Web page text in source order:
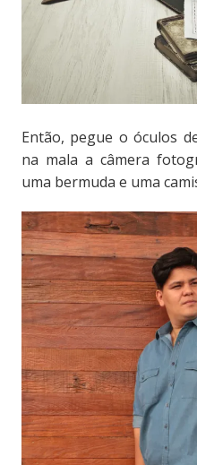
Então, pegue o óculos
na mala a câmera
uma bermuda e uma